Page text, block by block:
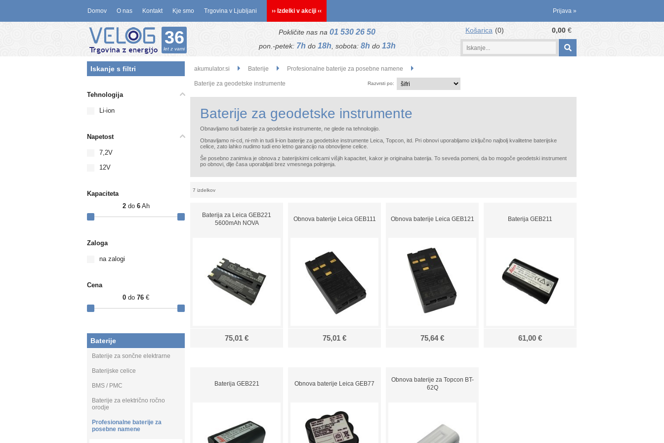
Domov O nas Kontakt Kje smo Trgovina v Ljubljani ›› Izdelki v akciji ‹‹ Prijava »
Košarica 0 0,00 €
36
let z vami
Pokličite nas na 01 530 26 50
pon.-petek: 7h do 18h , sobota: 8h do 13h
Iskanje s filtri
Tehnologija
Li-ion
Napetost
7,2V
12V
Kapaciteta
2do 6Ah
Zaloga
na zalogi
Cena
0 do 76 €
Baterije
Baterije za sončne elektrarne
Baterijske celice
BMS / PMC
Baterije za električno ročno
orodje
Profesionalne baterije za
posebne namene
akumulator.si Baterije Profesionalne baterije za posebne namene
Baterije za geodetske instrumente Razvrsti po:
Baterije za geodetske instrumente
Obnavljamo tudi baterije za geodetske instrumente, ne glede na tehnologijo.
Obnavljamo ni-cd, ni-mh in tudi li-ion baterije za geodetske instrumente Leica, Topcon, itd. Pri obnovi uporabljamo izključno najbolj kvalitetne baterijske
celice, zato lahko nudimo tudi eno letno garancijo na obnovljene celice.
Še posebno zanimiva je obnova z baterijskimi celicami višjih kapacitet, kakor je originalna baterija. To seveda pomeni, da bo mogoče geodetski instrument
po obnovi, dlje časa uporabljati brez vmesnega polnjenja.
7 izdelkov
Baterija za Leica GEB221
5600mAh NOVA
75,01 €
Obnova baterije Leica GEB111
75,01 €
Obnova baterije Leica GEB121
75,64 €
Baterija GEB211
61,00 €
Baterija GEB221 Obnova baterije Leica GEB77
Obnova baterije za Topcon BT-
62Q